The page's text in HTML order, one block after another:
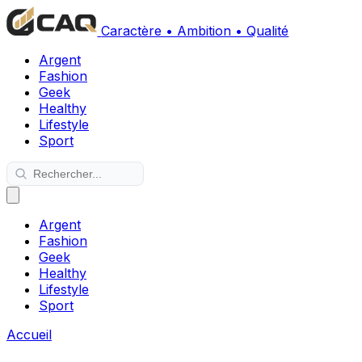
Caractère • Ambition • Qualité
Argent
Fashion
Geek
Healthy
Lifestyle
Sport
Argent
Fashion
Geek
Healthy
Lifestyle
Sport
Accueil